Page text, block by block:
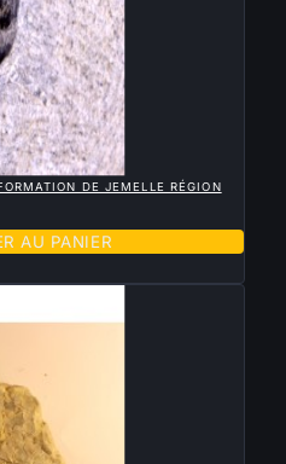
DE JEMELLE RÉGION
AU PANIER